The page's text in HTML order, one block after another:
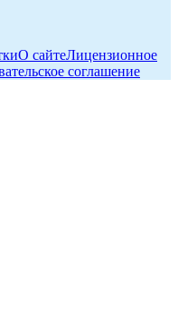
О сайтеЛицензионное
соглашение